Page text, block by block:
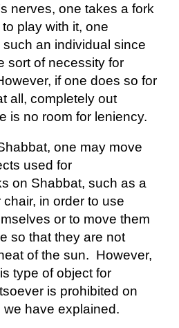
nerves, one takes a fork
play with it, one
an individual since
sort of necessity for
if one does so for
all, completely out
is no room for leniency.
one may move
used for
on Shabbat, such as a
in order to use
or to move them
so that they are not
of the sun. However,
type of object for
is prohibited on
we have explained.